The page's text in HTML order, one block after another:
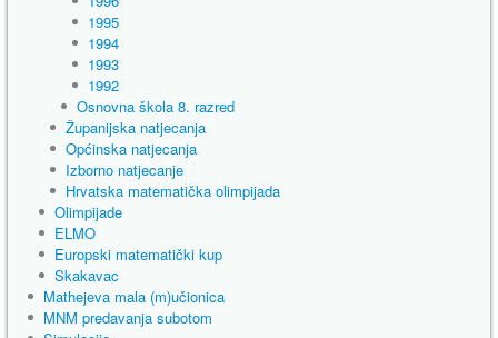
1995
1994
1993
1992
Osnovna škola 8. razred
Županijska natjecanja
Općinska natjecanja
Izborno natjecanje
Hrvatska matematička olimpijada
Olimpijade
ELMO
Europski matematički kup
Skakavac
Mathejeva mala (m)učionica
MNM predavanja subotom